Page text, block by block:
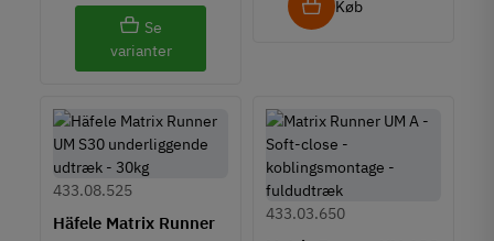
Se
varianter
Køb
Häfele Matrix Runner
433.08.525
433.03.650